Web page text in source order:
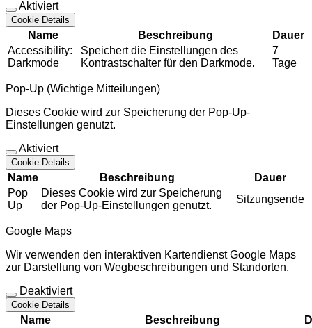
Aktiviert
Cookie Details
Name Beschreibung
Dauer
Accessibility:
Darkmode
Speichert die Einstellungen des
Kontrastschalter für den Darkmode.
7
Tage
Pop-Up (Wichtige Mitteilungen)
Dieses Cookie wird zur Speicherung der Pop-Up-
Einstellungen genutzt.
Aktiviert
Cookie Details
Name Beschreibung
Dauer
Pop
Up
Dieses Cookie wird zur Speicherung
der Pop-Up-Einstellungen genutzt.
Sitzungsende
Google Maps
Wir verwenden den interaktiven Kartendienst Google Maps
zur Darstellung von Wegbeschreibungen und Standorten.
Deaktiviert
Cookie Details
Name Beschreibung